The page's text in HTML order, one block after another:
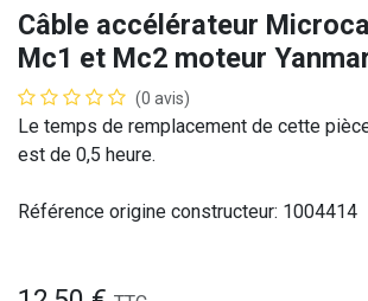
Câble accélérateur
Mc1 et Mc2 moteur
(0 avis)
Le temps de remplacement de cette
est de 0,5 heure.
Référence origine constructeur: 1004414